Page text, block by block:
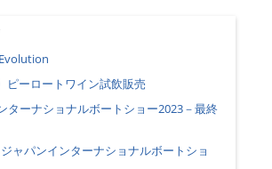
】ピーロートワイン試飲販売
ターナショナルボートショー2023－最終
ャパンインターナショナルボートショ